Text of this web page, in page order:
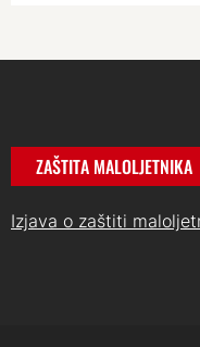
ZAŠTITA MALOLJETNIKA
Izjava o zaštiti